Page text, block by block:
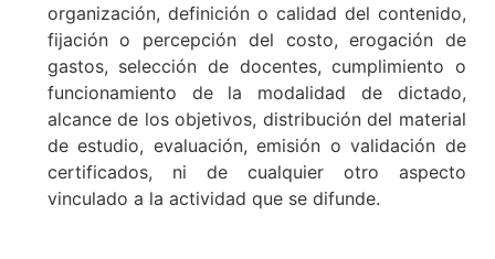
organización, definición o calidad del contenido,
fijación o percepción del costo, erogación de
gastos, selección de docentes, cumplimiento o
funcionamiento de la modalidad de dictado,
alcance de los objetivos, distribución del material
de estudio, evaluación, emisión o validación de
certificados, ni de cualquier otro aspecto
vinculado a la actividad que se difunde.